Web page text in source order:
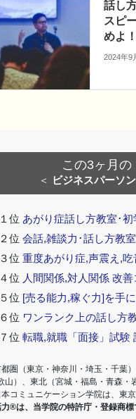
話し
スピ
めよ！
2024年9
この3ヶ月
＜ ビジネスパーソン
位 あがり症話し方教室･
位 会話,雑談力･話し方教
位 重度あがり症,声震え,
位 人間関係,対人関係 改
位 [売る能力,稼ぐ力]を手
位 ワンランク上の話し方
位 転職,就職「面接」試験
都圏（東京・神奈川・埼玉・千葉
山）、東北（宮城・福島・青森・
本コミュニケーション学院は、東
力®は、当学院の特許庁・登録商